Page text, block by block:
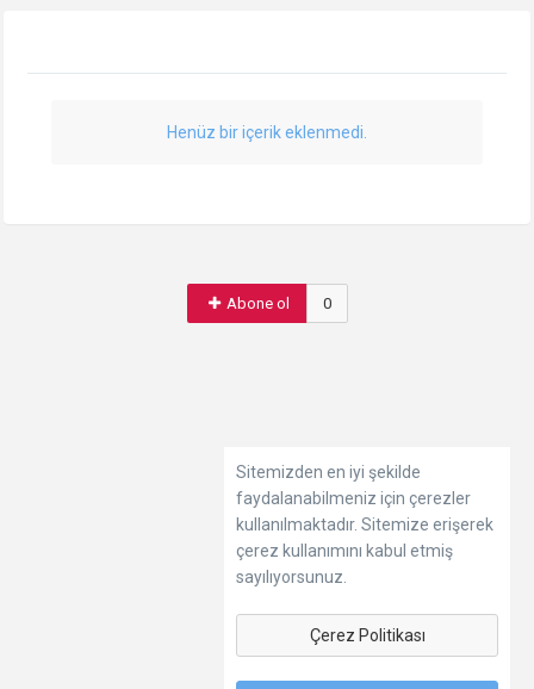
Henüz bir içerik eklenmedi.
Abone ol 0
Sitemizden en iyi şekilde
faydalanabilmeniz için çerezler
kullanılmaktadır. Sitemize erişerek
çerez kullanımını kabul etmiş
sayılıyorsunuz.
Çerez Politikası